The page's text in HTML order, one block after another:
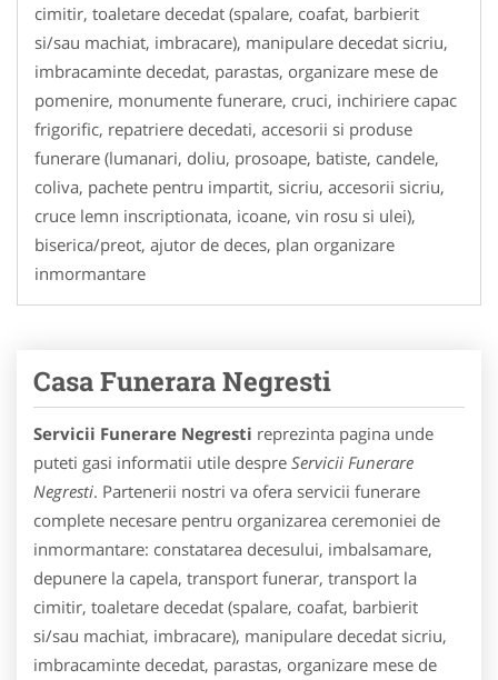
cimitir, toaletare decedat (spalare, coafat, barbierit
si/sau machiat, imbracare), manipulare decedat sicriu,
imbracaminte decedat, parastas, organizare mese de
pomenire, monumente funerare, cruci, inchiriere capac
frigorific, repatriere decedati, accesorii si produse
funerare (lumanari, doliu, prosoape, batiste, candele,
coliva, pachete pentru impartit, sicriu, accesorii sicriu,
cruce lemn inscriptionata, icoane, vin rosu si ulei),
biserica/preot, ajutor de deces, plan organizare
inmormantare
Casa Funerara Negresti
Servicii Funerare Negresti reprezinta pagina unde
puteti gasi informatii utile despre Servicii Funerare
Negresti. Partenerii nostri va ofera servicii funerare
complete necesare pentru organizarea ceremoniei de
inmormantare: constatarea decesului, imbalsamare,
depunere la capela, transport funerar, transport la
cimitir, toaletare decedat (spalare, coafat, barbierit
si/sau machiat, imbracare), manipulare decedat sicriu,
imbracaminte decedat, parastas, organizare mese de